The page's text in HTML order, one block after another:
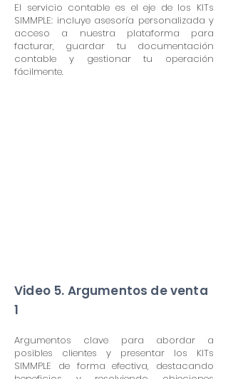
El servicio contable es el eje de los KITs
SIMMPLE: incluye asesoría personalizada y
acceso a nuestra plataforma para
facturar, guardar tu documentación
contable y gestionar tu operación
fácilmente.
Video 5. Argumentos de venta
1
Argumentos clave para abordar a
posibles clientes y presentar los KITs
SIMMPLE de forma efectiva, destacando